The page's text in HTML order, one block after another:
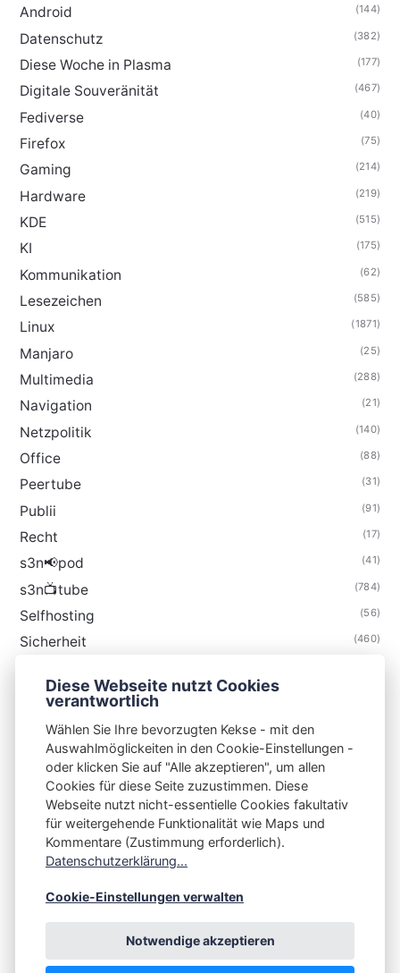
Android (144)
Datenschutz (382)
Diese Woche in Plasma (177)
Digitale Souveränität (467)
Fediverse (40)
Firefox (75)
Gaming (214)
Hardware (219)
KDE (515)
KI (175)
Kommunikation (62)
Lesezeichen (585)
Linux (1871)
Manjaro (25)
Multimedia (288)
Navigation (21)
Netzpolitik (140)
Office (88)
Peertube (31)
Publii (91)
Recht (17)
s3n📢pod (41)
s3n📺tube (784)
Selfhosting (56)
Sicherheit (460)
Thunderbird
S3N🧩NET
Integrating Open-Source Blog Network (iOSBN)
Impressum
Kontakt
Diese Webseite nutzt Cookies
verantwortlich
Wählen Sie Ihre bevorzugten Kekse - mit den
Auswahlmöglickeiten in den Cookie-Einstellungen -
oder klicken Sie auf "Alle akzeptieren", um allen
Cookies für diese Seite zuzustimmen. Diese
Webseite nutzt nicht-essentielle Cookies fakultativ
für weitergehende Funktionalität wie Maps und
Kommentare (Zustimmung erforderlich).
Datenschutzerklärung...
Cookie-Einstellungen verwalten
Notwendige akzeptieren